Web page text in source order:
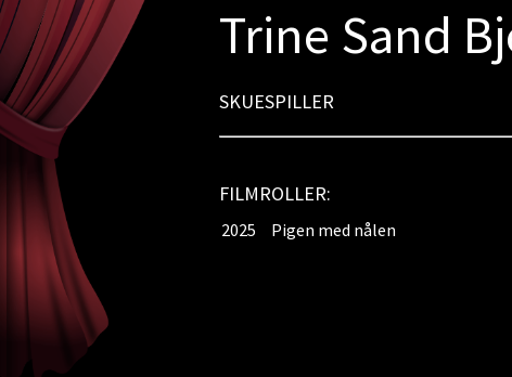
Trine Sand
SKUESPILLER
FILMROLLER:
2025 Pigen med nålen